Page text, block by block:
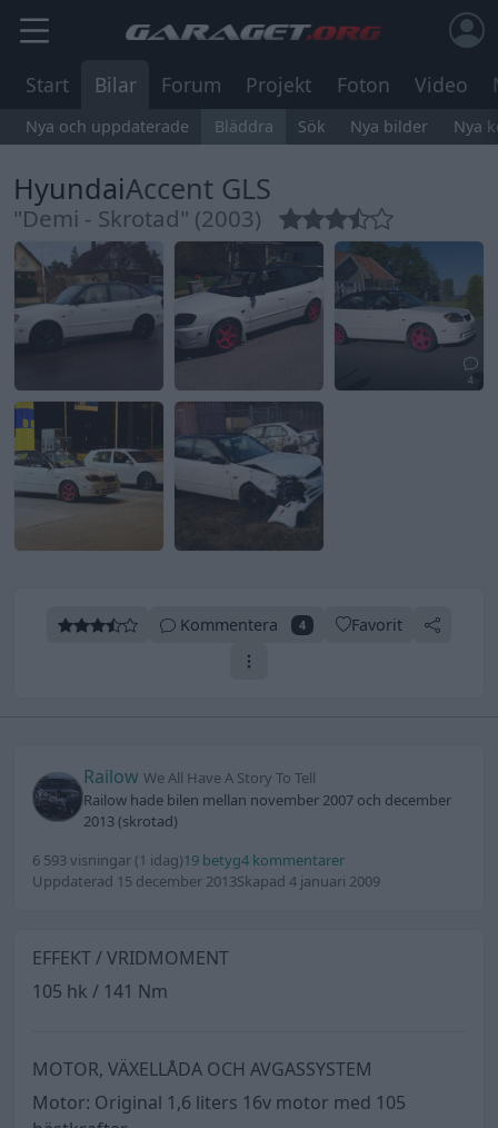
Start Bilar Forum Projekt Foton Video
Nya och uppdaterade Bläddra Sök Nya bilder Nya
HyundaiAccent GLS
"Demi - Skrotad" (2003)
4
Kommentera 4 Favorit
Railow We All Have A Story To Tell
Railow hade bilen mellan november 2007 och december
2013 (skrotad)
6 593 visningar (1 idag)19 betyg4 kommentarer
Uppdaterad 15 december 2013Skapad 4 januari 2009
EFFEKT / VRIDMOMENT
105 hk / 141 Nm
MOTOR, VÄXELLÅDA OCH AVGASSYSTEM
Motor: Original 1,6 liters 16v motor med 105